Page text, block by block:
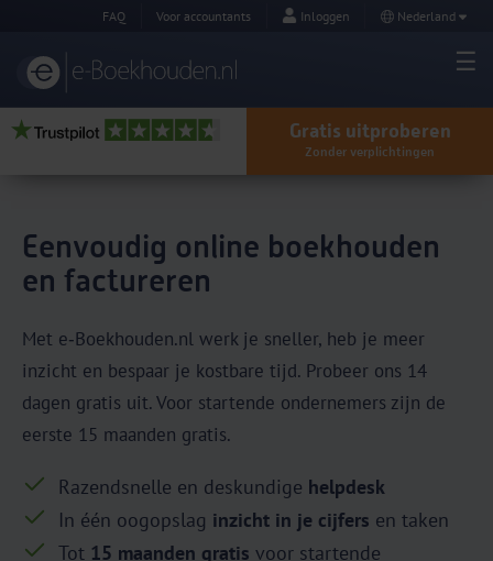
FAQ Voor accountants Inloggen Nederland
Gratis uitproberen
Zonder verplichtingen
Eenvoudig online boekhouden
en factureren
Met e‑Boekhouden.nl werk je sneller, heb je meer
inzicht en bespaar je kostbare tijd. Probeer ons 14
dagen gratis uit. Voor startende ondernemers zijn de
eerste 15 maanden gratis.
Razendsnelle en deskundige helpdesk
In één oogopslag inzicht in je cijfers en taken
Tot 15 maanden gratis voor startende